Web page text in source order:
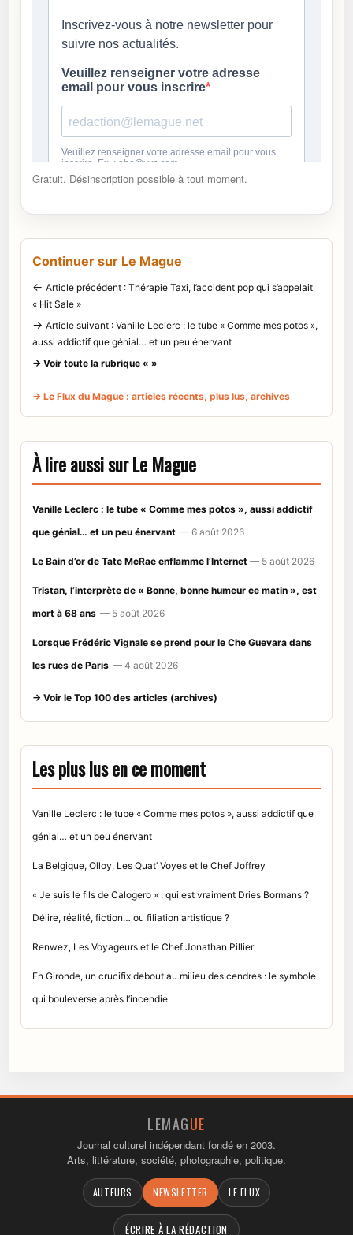
Gratuit. Désinscription possible à tout moment.
Continuer sur Le Mague
← Article précédent : Thérapie Taxi, l’accident pop qui s’appelait
« Hit Sale »
→ Article suivant : Vanille Leclerc : le tube « Comme mes potos »,
aussi addictif que génial… et un peu énervant
→ Voir toute la rubrique « »
→ Le Flux du Mague : articles récents, plus lus, archives
À lire aussi sur Le Mague
Vanille Leclerc : le tube « Comme mes potos », aussi addictif
que génial… et un peu énervant — 6 août 2026
Le Bain d’or de Tate McRae enflamme l’Internet — 5 août 2026
Tristan, l’interprète de « Bonne, bonne humeur ce matin », est
mort à 68 ans — 5 août 2026
Lorsque Frédéric Vignale se prend pour le Che Guevara dans
les rues de Paris — 4 août 2026
→ Voir le Top 100 des articles (archives)
Les plus lus en ce moment
Vanille Leclerc : le tube « Comme mes potos », aussi addictif que
génial… et un peu énervant
La Belgique, Olloy, Les Quat’ Voyes et le Chef Joffrey
« Je suis le fils de Calogero » : qui est vraiment Dries Bormans ?
Délire, réalité, fiction… ou filiation artistique ?
Renwez, Les Voyageurs et le Chef Jonathan Pillier
En Gironde, un crucifix debout au milieu des cendres : le symbole
qui bouleverse après l’incendie
LEMAGUE
Journal culturel indépendant fondé en 2003.
Arts, littérature, société, photographie, politique.
AUTEURS NEWSLETTER LE FLUX
ÉCRIRE À LA RÉDACTION